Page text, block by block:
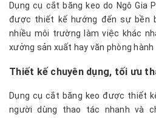
Dụng cụ cắt băng keo do Ngô Gia
được thiết kế hướng đến sự bền
nhiều môi trường làm việc khác
xưởng sản xuất hay văn phòng hành
Thiết kế chuyên dụng, tối ưu
Dụng cụ cắt băng keo được thiết
người dùng thao tác nhanh và